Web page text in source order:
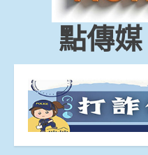
點傳媒